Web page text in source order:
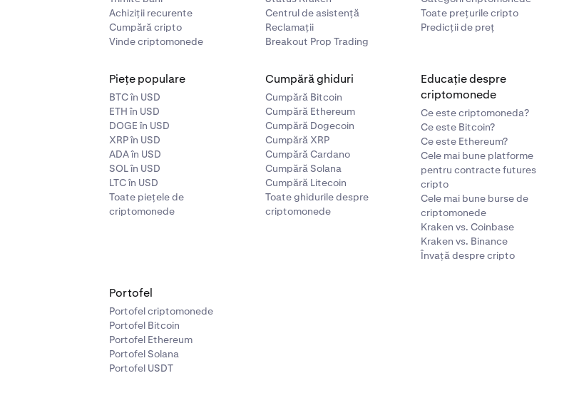
Achiziții recurente
Cumpără cripto
Vinde criptomonede
Centrul de asistență
Reclamații
Breakout Prop Trading
Toate prețurile cripto
Predicții de preț
Piețe populare
BTC în USD
ETH în USD
DOGE în USD
XRP în USD
ADA în USD
SOL în USD
LTC în USD
Toate piețele de
criptomonede
Cumpără ghiduri
Cumpără Bitcoin
Cumpără Ethereum
Cumpără Dogecoin
Cumpără XRP
Cumpără Cardano
Cumpără Solana
Cumpără Litecoin
Toate ghidurile despre
criptomonede
Educație despre
criptomonede
Ce este criptomoneda?
Ce este Bitcoin?
Ce este Ethereum?
Cele mai bune platforme
pentru contracte futures
cripto
Cele mai bune burse de
criptomonede
Kraken vs. Coinbase
Kraken vs. Binance
Învață despre cripto
Portofel
Portofel criptomonede
Portofel Bitcoin
Portofel Ethereum
Portofel Solana
Portofel USDT